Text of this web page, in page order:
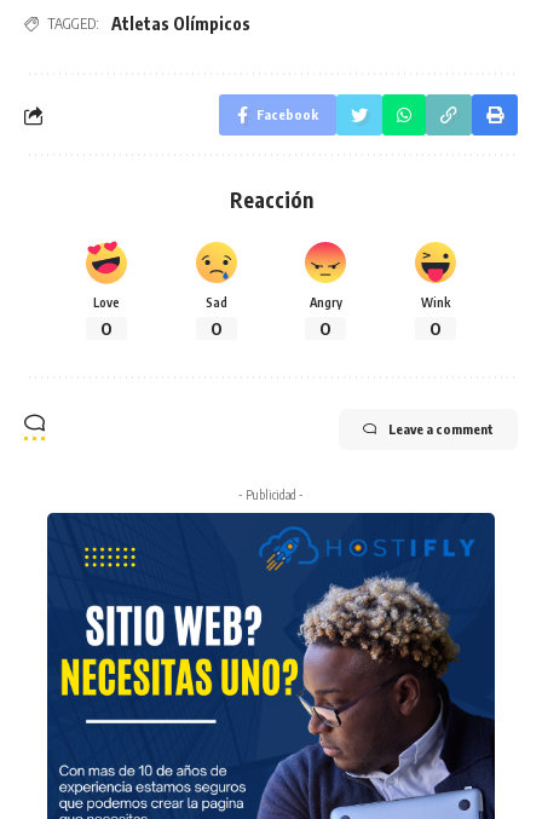
TAGGED: Atletas Olímpicos
Facebook
Reacción
Love
0
Sad
0
Angry
0
Wink
0
Leave a comment
- Publicidad -